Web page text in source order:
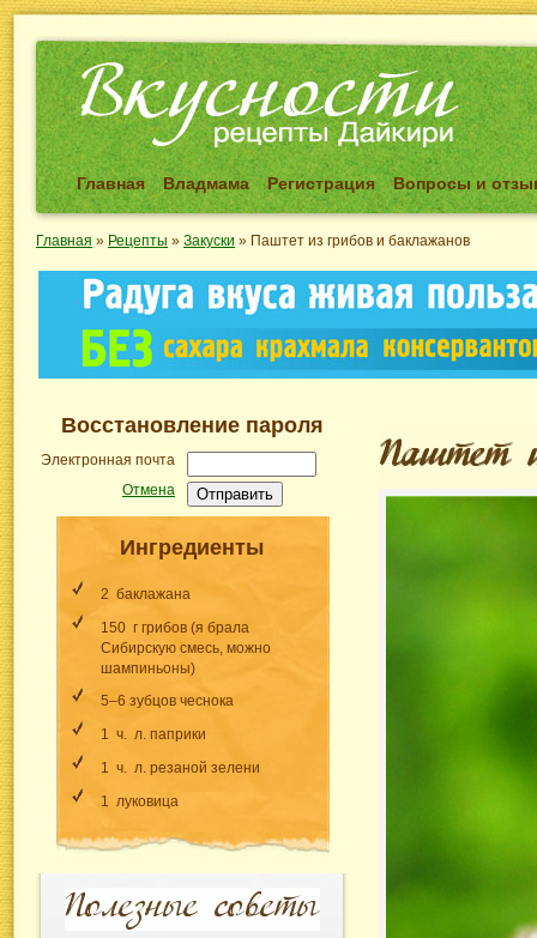
Главная Владмама Регистрация Вопросы и
Главная » Рецепты » Закуски » Паштет из грибов и баклажанов
Восстановление пароля
Электронная почта
Отмена
Отправить
Ингредиенты
2 баклажана
150 г грибов (я брала
Сибирскую смесь, можно
шампиньоны)
5–6 зубцов чеснока
1 ч. л. паприки
1 ч. л. резаной зелени
1 луковица